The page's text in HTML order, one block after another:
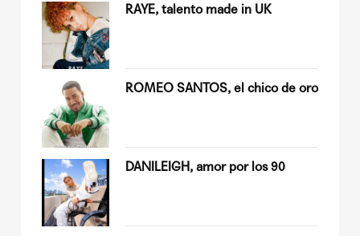
RAYE, talento made in UK
ROMEO SANTOS, el chico de oro
DANILEIGH, amor por los 90